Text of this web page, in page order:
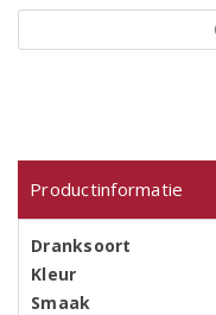
Productinformatie
Dranksoort
Kleur
Smaak